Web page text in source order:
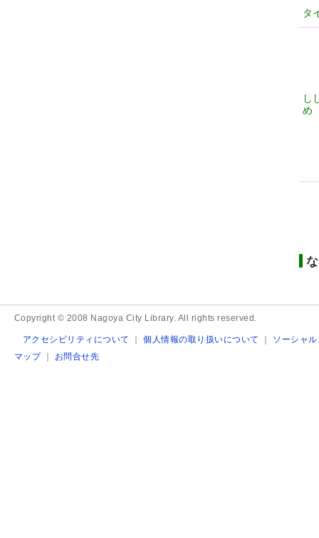
タ
し
め
Copyright © 2008 Nagoya City Library. All rights reserved.
アクセシビリティについて ｜個人情報の取り扱いについて ｜ ソーシャ
マップ｜ お問合せ先